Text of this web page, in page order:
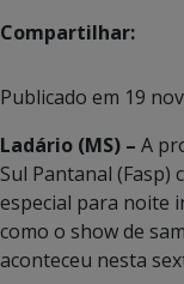
Compartilhar:
Publicado em 19
Ladário (MS) – A
Sul Pantanal (Fasp)
especial para noite
como o show de
aconteceu nesta